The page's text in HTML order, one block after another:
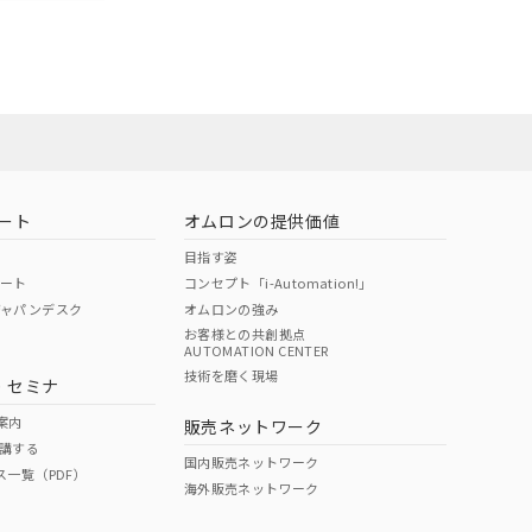
O O
ト
ト
パンデスク
セミナ
内
する
覧（PDF）
オムロンの提供価値
目指す姿
コンセプト「i-Automation!」
オムロンの強み
お客様との共創拠点
AUTOMATION CENTER
技術を磨く現場
販売ネットワーク
国内販売ネットワーク
海外販売ネットワーク